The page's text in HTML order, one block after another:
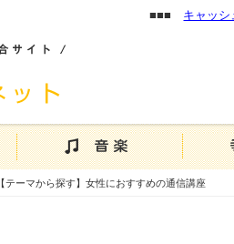
■■■ キャッ
【テーマから探す】女性におすすめの通信講座